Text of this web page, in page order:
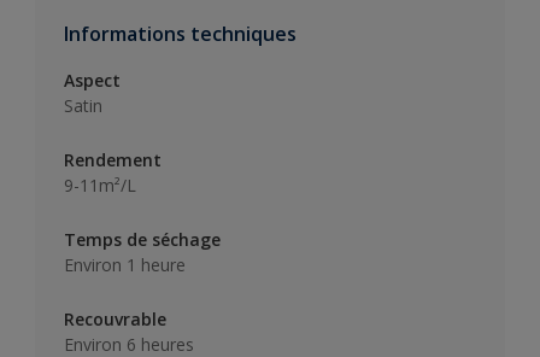
Informations techniques
Aspect
Satin
Rendement
9-11m²/L
Temps de séchage
Environ 1 heure
Recouvrable
Environ 6 heures